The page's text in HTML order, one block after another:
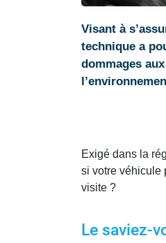
Visant à
technique a
dommages
Exigé dans la
si votre véhicule
visite ?
Le saviez-